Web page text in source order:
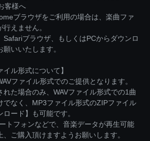
客様へ
ブラウザをご利用の場合は、楽曲ファ
えません。
Safariブラウザ、もしくはPCからダウンロ
いいたします。
イル形式について】
ファイル形式でのご提供となります。
た場合のみ、WAVファイル形式での1曲
でなく、MP3ファイル形式のZIPファイル
ード】も可能です。
トフォンなどで、音楽データが再生可能
ご購入頂けますようお願いします。